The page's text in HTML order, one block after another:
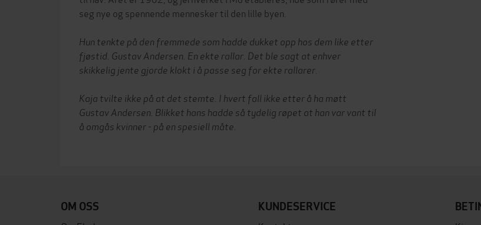
seg nye og spennende mennesker til den lille byen.
Hun tenkte på den fremmede som hadde dukket opp hos dem like etter
fjøstid. Gustav Andersen. En ekte rallar. Det ble sagt at enhver
skikkelig jente gjorde klokt i å passe seg for ekte rallarer.
Kaja tvilte ikke på at det stemte. I hvert fall ikke etter å ha møtt
Gustav Andersen. Blikket hans hadde så tydelig røpet at han var vant til
å omgås kvinner - på en spesiell måte.
OM OSS
KUNDESERVICE